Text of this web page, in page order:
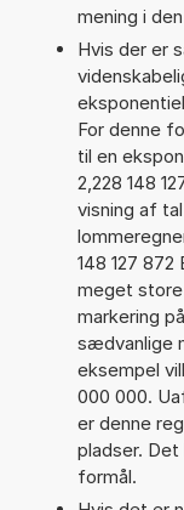
mening i
Hvis der er
For denne
til en
2,228 148
visning af
148 127
meget
markering
sædvanlige
eksempel
000 000.
er denne
pladser.
formål.